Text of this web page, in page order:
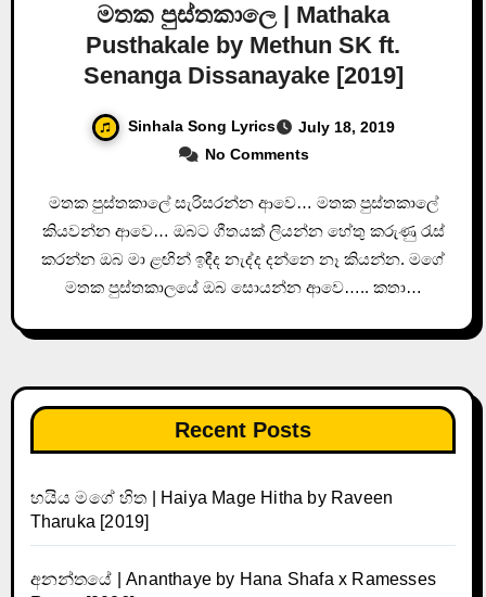
මතක පුස්තකාලෙ | Mathaka
Pusthakale by Methun SK ft.
Senanga Dissanayake [2019]
Sinhala Song Lyrics
July 18, 2019
No Comments
මතක පුස්තකාලේ සැරිසරන්න ආවෙ… මතක පුස්තකාලේ
කියවන්න ආවෙ… ඔබට ගීතයක් ලියන්න හේතු කරුණු රැස්
කරන්න ඔබ මා ළඟින් ඉඳීද නැද්ද දන්නෙ නෑ කියන්න. මගේ
මතක පුස්තකාලයේ ඔබ සොයන්න ආවෙ….. කතා…
Recent Posts
හයිය මගේ හිත | Haiya Mage Hitha by Raveen
Tharuka [2019]
අනන්තයේ | Ananthaye by Hana Shafa x Ramesses